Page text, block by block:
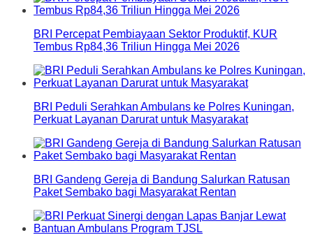
BRI Percepat Pembiayaan Sektor Produktif, KUR
Tembus Rp84,36 Triliun Hingga Mei 2026
BRI Peduli Serahkan Ambulans ke Polres Kuningan,
Perkuat Layanan Darurat untuk Masyarakat
BRI Gandeng Gereja di Bandung Salurkan Ratusan
Paket Sembako bagi Masyarakat Rentan